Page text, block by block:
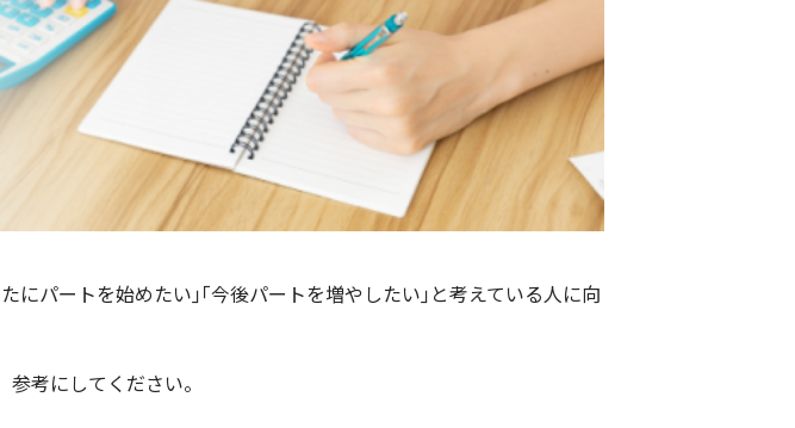
にパートを始めたい｣｢今後パートを増やしたい｣と考えている人に向
考にしてください。